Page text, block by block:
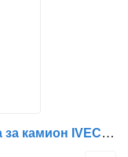
Обложување Extensie Ușă Dreapta за камион IVECO 504364596 – Piesă Auto de Caroserie